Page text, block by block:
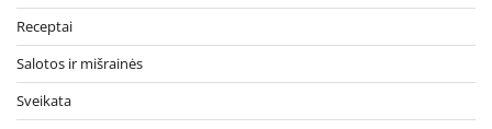
Receptai
Salotos ir mišrainės
Sveikata